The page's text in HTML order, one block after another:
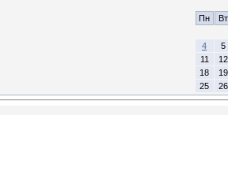
Пн Вт
4
5
11
12
18
19
25
26